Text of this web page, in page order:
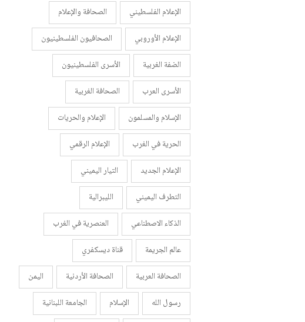
الإعلام الفلسطيني
الصحافة والإعلام
الإعلام الأوروبي
الصحافيون الفلسطينيون
الضفة الغربية
الأسرى الفلسطينيون
الأسرى العرب
الصحافة الغربية
الإسلام والمسلمون
الإعلام والحريات
الحرية في الغرب
الإعلام الرقمي
الإعلام الجديد
التيار اليميني
التطرف اليميني
الليبرالية
الذكاء الاصطناعي
العنصرية في الغرب
عالم الجريمة
قناة ديسكفري
الصحافة العربية
الصحافة الأردنية
اليمن
رسول الله
الإسلام الجامعة اللبنانية